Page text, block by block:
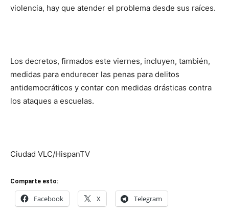
violencia, hay que atender el problema desde sus raíces.
Los decretos, firmados este viernes, incluyen, también,
medidas para endurecer las penas para delitos
antidemocráticos y contar con medidas drásticas contra
los ataques a escuelas.
Ciudad VLC/HispanTV
Comparte esto:
Facebook X Telegram